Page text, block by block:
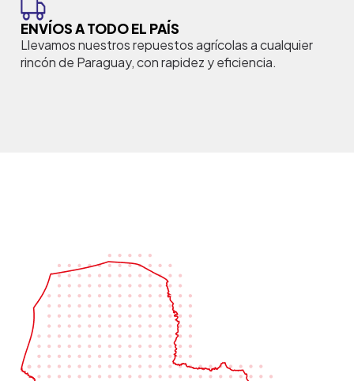
ENVÍOS A TODO EL PAÍS
Llevamos nuestros repuestos agrícolas a cualquier
rincón de Paraguay, con rapidez y eficiencia.